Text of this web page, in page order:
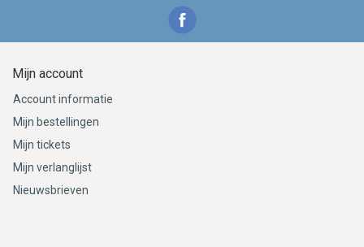
Mijn account
Account informatie
Mijn bestellingen
Mijn tickets
Mijn verlanglijst
Nieuwsbrieven